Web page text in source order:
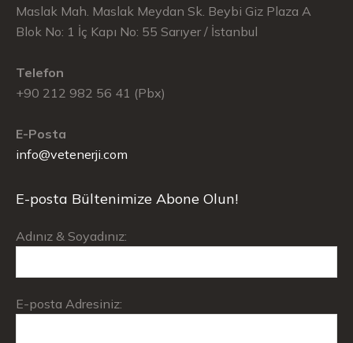
Maslak Mah. Maslak Meydan Sk. Beybi Giz Plaza A
Blok No: 1 İç Kapı No: 55 Sarıyer / İstanbul
Telefon
+90 212 982 56 41 (Pbx)
E-Posta
info@vetenerji.com
E-posta Bültenimize Abone Olun!
Adınız & Soyadınız:
E-posta Adresiniz: